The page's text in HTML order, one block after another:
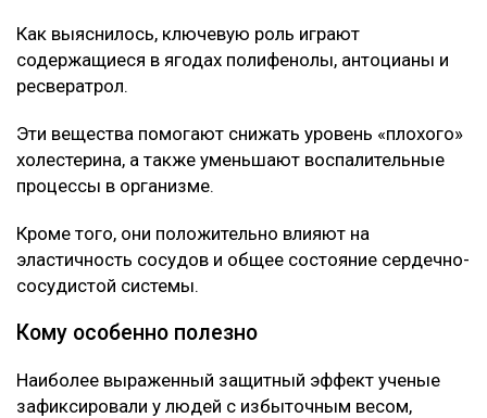
Как выяснилось, ключевую роль играют
содержащиеся в ягодах полифенолы, антоцианы и
ресвератрол.
Эти вещества помогают снижать уровень «плохого»
холестерина, а также уменьшают воспалительные
процессы в организме.
Кроме того, они положительно влияют на
эластичность сосудов и общее состояние сердечно-
сосудистой системы.
Кому особенно полезно
Наиболее выраженный защитный эффект ученые
зафиксировали у людей с избыточным весом,